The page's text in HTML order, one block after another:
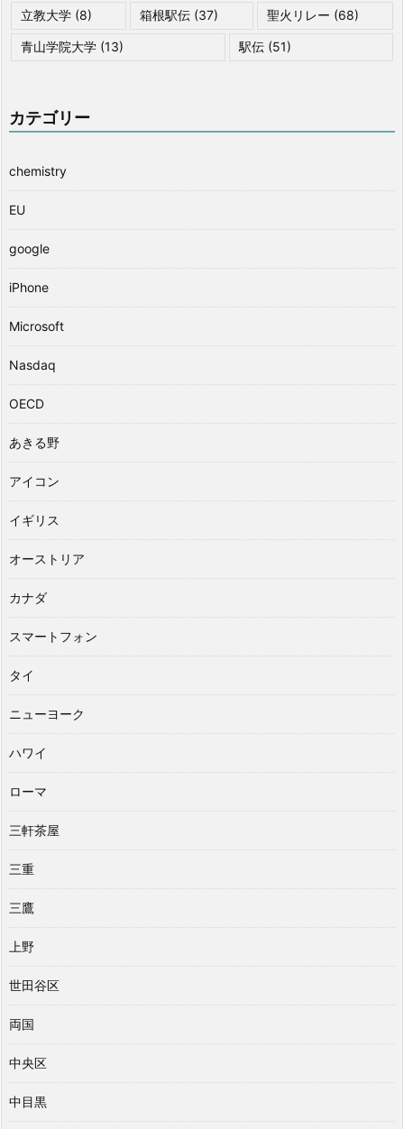
立教大学 (8) 箱根駅伝 (37) 聖火リレー (68)
青山学院大学 (13) 駅伝 (51)
カテゴリー
chemistry
EU
google
iPhone
Microsoft
Nasdaq
OECD
あきる野
アイコン
イギリス
オーストリア
カナダ
スマートフォン
タイ
ニューヨーク
ハワイ
ローマ
三軒茶屋
三重
三鷹
上野
世田谷区
両国
中央区
中目黒